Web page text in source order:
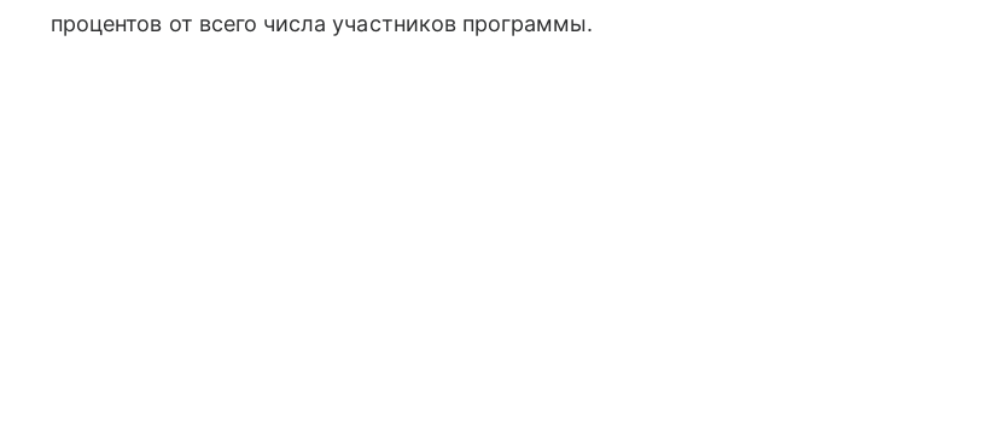
процентов от всего числа участников программы.